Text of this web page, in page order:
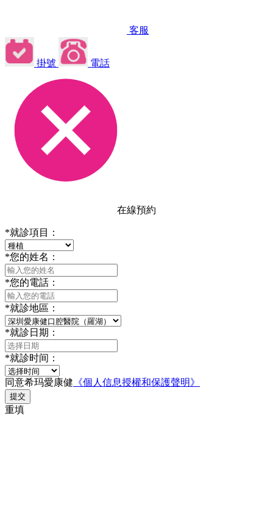
客服
掛號 電話
在線預約
*就診項目：
*您的姓名：
*您的電話：
*就診地區：
*就診日期：
*就診时间：
同意希玛愛康健 《個人信息授權和保護聲明》
提交
重填